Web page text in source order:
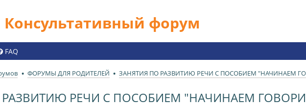
Консультативный форум
FAQ
ФОРУМЫ ДЛЯ РОДИТЕЛЕЙ ЗАНЯТИЯ ПО РАЗВИТИЮ РЕЧИ С ПОСОБИЕМ "НАЧИНАЕМ
РЕЧИ С ПОСОБИЕМ "НАЧИНАЕМ